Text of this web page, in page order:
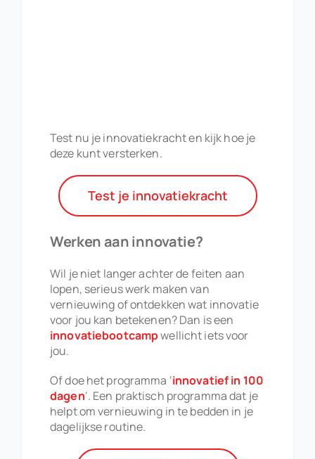
Test nu je innovatiekracht en kijk hoe je
deze kunt versterken.
Test je innovatiekracht
Werken aan innovatie?
Wil je niet langer achter de feiten aan
lopen, serieus werk maken van
vernieuwing of ontdekken wat innovatie
voor jou kan betekenen? Dan is een
innovatiebootcampwellicht iets voor
jou.
Of doe het programma ‘innovatief in 100
dagen‘. Een praktisch programma dat je
helpt om vernieuwing in te bedden in je
dagelijkse routine.